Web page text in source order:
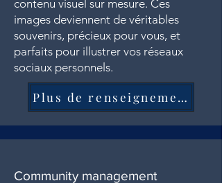
contenu visuel sur mesure. Ces
images deviennent de véritables
souvenirs, précieux pour vous, et
parfaits pour illustrer vos réseaux
sociaux personnels.
Plus de renseignements
Community management